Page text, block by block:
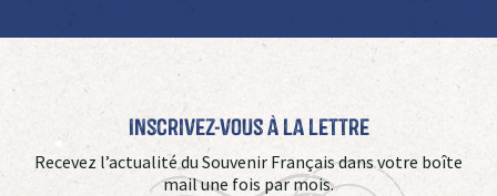
Inscrivez-vous à La Lettre
Recevez l’actualité du Souvenir Français dans votre boîte
mail une fois par mois.